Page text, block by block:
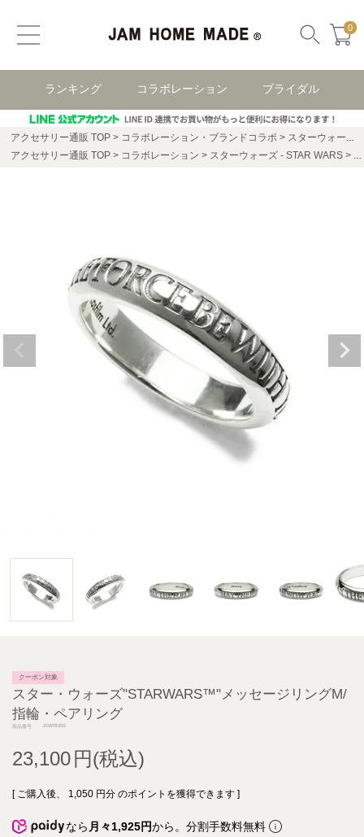
0
ランキング コラボレーション ブライダル
アクセサリー通販 TOP コラボレーション・ブランドコラボ
スターウォーズ(STAR WARS)
アクセサリー通販 TOP
コラボレーション スターウォーズ - STAR WARS
クーポン対象
スター・ウォーズ"STARWARS™"メッセージリングM/
指輪・ペアリング
商品番号 JSWRI05S
23,100
[ ご購入後、 1,050 円分 のポイントを獲得できます ]
なら 月々1,925円から。分割手数料無料